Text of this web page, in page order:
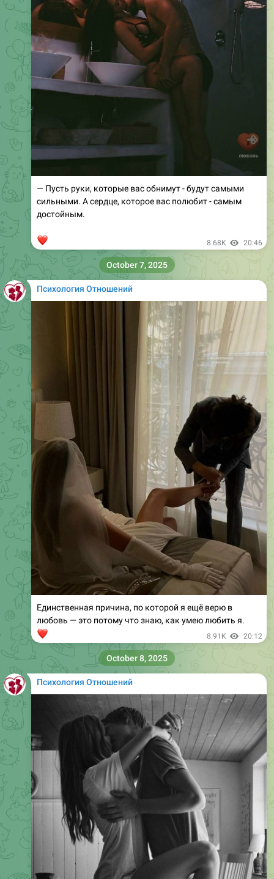
— Пусть руки, которые вас обнимут - будут самыми
сильными. А сердце, которое вас полюбит - самым
достойным.
8.68K 20:46
Психология Отношений
Единственная причина, по которой я ещё верю в
любовь — это потому что знаю, как умею любить я.
8.91K 20:12
October 7, 2025
Психология Отношений
October 8, 2025